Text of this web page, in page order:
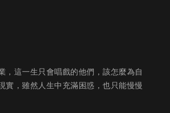
，這一生只會唱戲的他們，該怎麼為自
實，雖然人生中充滿困惑，也只能慢慢